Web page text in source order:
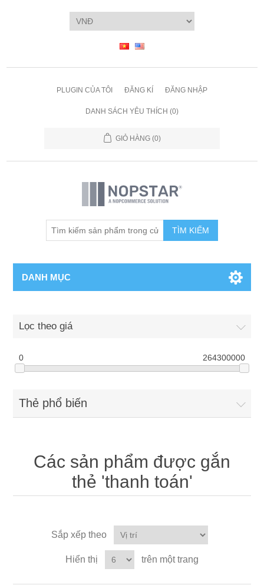
PLUGIN CỦA TÔI ĐĂNG KÍ ĐĂNG NHẬP
DANH SÁCH YÊU THÍCH (0)
GIỎ HÀNG (0)
TÌM KIẾM
DANH MỤC
Lọc theo giá
0 264300000
Thẻ phổ biến
Các sản phẩm được gắn
thẻ 'thanh toán'
Sắp xếp theo
Hiển thị trên một trang